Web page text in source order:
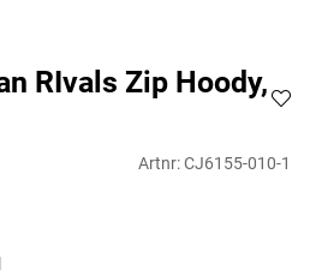
RIvals Zip Hoody,
Artnr:CJ6155-010-1